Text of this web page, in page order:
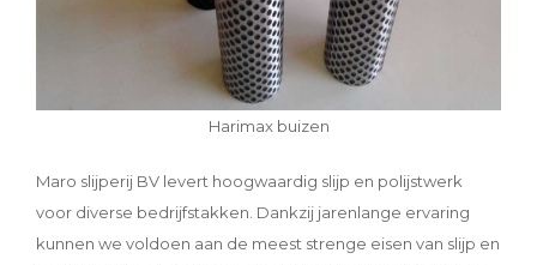
Harimax buizen
Maro slijperij BV levert hoogwaardig slijp en polijstwerk
voor diverse bedrijfstakken. Dankzij jarenlange ervaring
kunnen we voldoen aan de meest strenge eisen van slijp en